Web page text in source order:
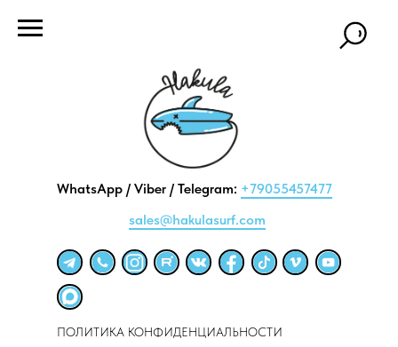
sales@hakulasurf.com
WhatsApp / Viber / Telegram: +79055457477
ПОЛИТИКА КОНФИДЕНЦИАЛЬНОСТИ